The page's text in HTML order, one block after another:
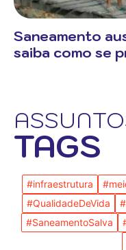
Saneamento
saiba como se
TAGS
#infraestrutura
#QualidadeDeVida
#SaneamentoSalva